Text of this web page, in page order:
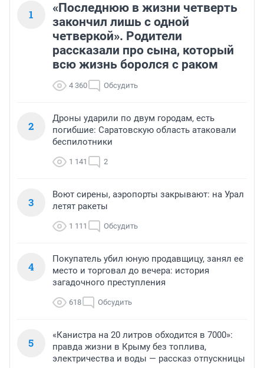
1
«Последнюю в жизни четверть
закончил лишь с одной
четверкой». Родители
рассказали про сына, который
всю жизнь боролся с раком
4 360 Обсудить
2
Дроны ударили по двум городам, есть
погибшие: Саратовскую область атаковали
беспилотники
1 141 2
3
Воют сирены, аэропорты закрывают: на Урал
летят ракеты
1 111 Обсудить
4
Покупатель убил юную продавщицу, занял ее
место и торговал до вечера: история
загадочного преступления
618 Обсудить
5
«Канистра на 20 литров обходится в 7000»:
правда жизни в Крыму без топлива,
электричества и воды — рассказ отпускницы